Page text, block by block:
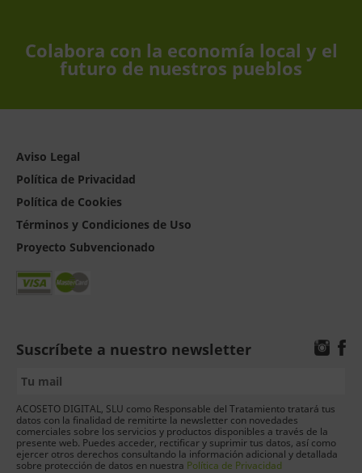
Colabora con la economía local y el
futuro de nuestros pueblos
Aviso Legal
Política de Privacidad
Política de Cookies
Términos y Condiciones de Uso
Proyecto Subvencionado
Suscríbete a nuestro newsletter
ACOSETO DIGITAL, SLU como Responsable del Tratamiento tratará tus
datos con la finalidad de remitirte la newsletter con novedades
comerciales sobre los servicios y productos disponibles a través de la
presente web. Puedes acceder, rectificar y suprimir tus datos, así como
ejercer otros derechos consultando la información adicional y detallada
sobre protección de datos en nuestra Política de Privacidad